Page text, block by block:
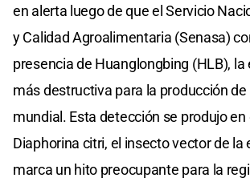
en alerta luego de que el Servicio
y Calidad Agroalimentaria (Senasa)
presencia de Huanglongbing (HLB),
más destructiva para la producción
mundial. Esta detección se produjo
Diaphorina citri, el insecto vector de la
marca un hito preocupante para la